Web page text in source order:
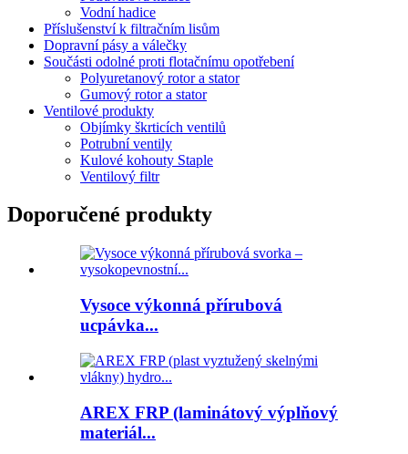
Vodní hadice
Příslušenství k filtračním lisům
Dopravní pásy a válečky
Součásti odolné proti flotačnímu opotřebení
Polyuretanový rotor a stator
Gumový rotor a stator
Ventilové produkty
Objímky škrticích ventilů
Potrubní ventily
Kulové kohouty Staple
Ventilový filtr
Doporučené produkty
Vysoce výkonná přírubová
ucpávka...
AREX FRP (laminátový výplňový
materiál...